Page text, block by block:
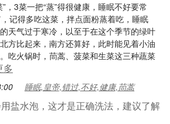
，3菜一把“蒸”得很健康，睡眠不好要常
记得多吃这菜，拌点面粉蒸着吃，睡眠
天气过于寒冷，以至于在这个季节的绿叶
方比起来，南方还算好，此时能见着小油
吃火锅时，茼蒿、菠菜和生菜这三种蔬菜
睡眠,皇帝,错过,不好,健康,茼蒿